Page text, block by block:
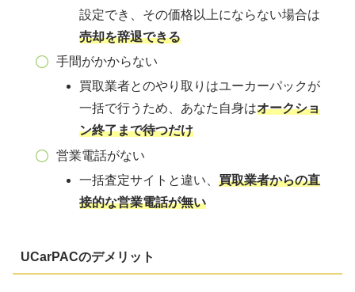
設定でき、その価格以上にならない場合は
売却を辞退できる
手間がかからない
買取業者とのやり取りはユーカーパックが
一括で行うため、あなた自身はオークショ
ン終了まで待つだけ
営業電話がない
一括査定サイトと違い、 買取業者からの直
接的な営業電話が無い
UCarPACのデメリット